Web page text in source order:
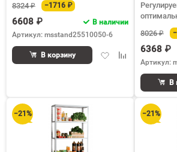
8324 ₽ −1716 ₽
6608 ₽
В наличии
Артикул: msstand25510050-6
ДобавитьДобавить
сравнению
В корзину
8026 ₽
6368 ₽
Артикул:
В
−21% −21%